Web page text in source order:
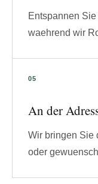
Entspannen
waehrend wir
An der
Wir bringen Sie
oder